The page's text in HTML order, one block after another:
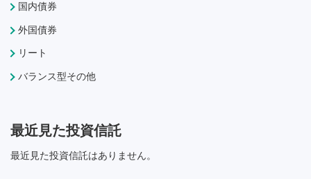
国内債券
外国債券
リート
バランス型その他
最近見た投資信託
最近見た投資信託はありません。